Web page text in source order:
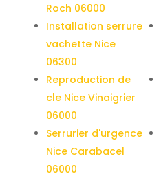
Roch 06000
Installation serrure
vachette Nice
06300
Reproduction de
cle Nice Vinaigrier
06000
Serrurier d'urgence
Nice Carabacel
06000